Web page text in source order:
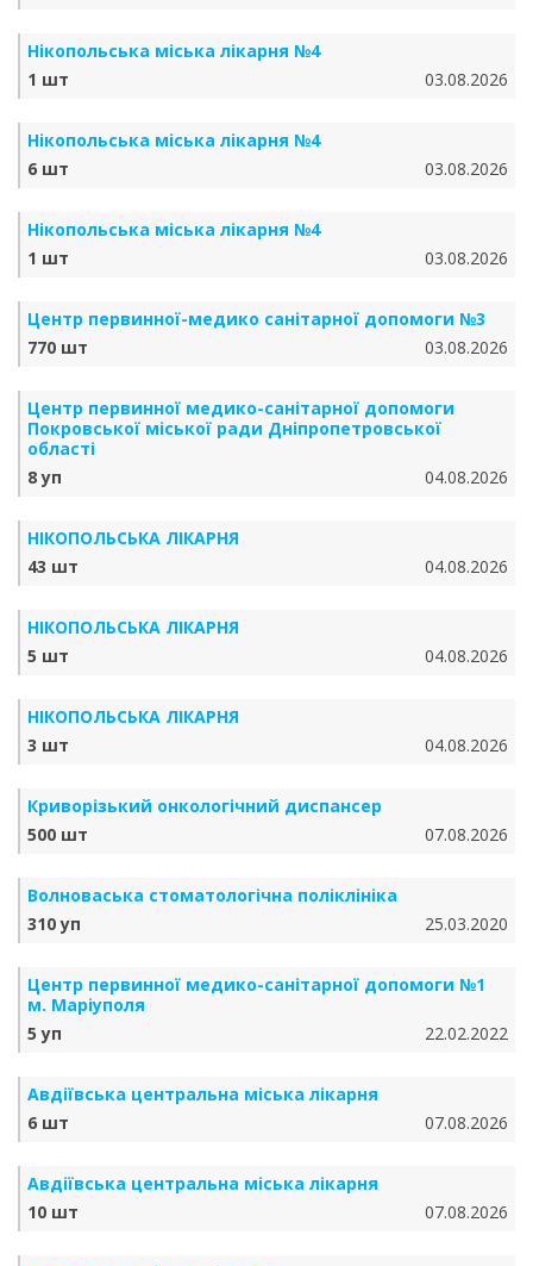
Нікопольська міська лікарня №4
1 шт
03.08.2026
Нікопольська міська лікарня №4
6 шт
03.08.2026
Нікопольська міська лікарня №4
1 шт
03.08.2026
Центр первинної-медико санітарної допомоги №3
770 шт
03.08.2026
Центр первинної медико-санітарної допомоги
Покровської міської ради Дніпропетровської
області
8 уп
04.08.2026
НІКОПОЛЬСЬКА ЛІКАРНЯ
43 шт
04.08.2026
НІКОПОЛЬСЬКА ЛІКАРНЯ
5 шт
04.08.2026
НІКОПОЛЬСЬКА ЛІКАРНЯ
3 шт
04.08.2026
Криворізький онкологічний диспансер
500 шт
07.08.2026
Волноваська стоматологічна поліклініка
310 уп
25.03.2020
Центр первинної медико-санітарної допомоги №1
м. Маріуполя
5 уп
22.02.2022
Авдіївська центральна міська лікарня
6 шт
07.08.2026
Авдіївська центральна міська лікарня
10 шт
07.08.2026